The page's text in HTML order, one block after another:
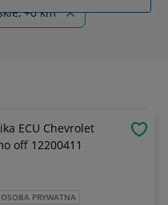
+0 km
ECU Chevrolet
off 12200411
OSOBA PRYWATNA